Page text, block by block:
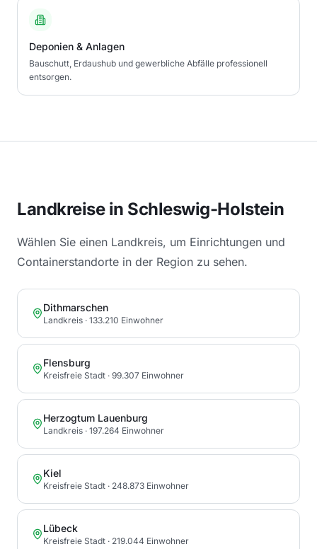
Deponien & Anlagen
Bauschutt, Erdaushub und gewerbliche Abfälle professionell
entsorgen.
Landkreise in Schleswig-Holstein
Wählen Sie einen Landkreis, um Einrichtungen und
Containerstandorte in der Region zu sehen.
Dithmarschen
Landkreis · 133.210 Einwohner
Flensburg
Kreisfreie Stadt · 99.307 Einwohner
Herzogtum Lauenburg
Landkreis · 197.264 Einwohner
Kiel
Kreisfreie Stadt · 248.873 Einwohner
Lübeck
Kreisfreie Stadt · 219.044 Einwohner